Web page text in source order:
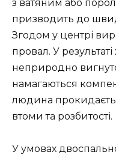
з ватяним або
призводить до
Згодом у центрі
провал. У
неприродно
намагаються
людина
втоми та розбитості.
У умовах